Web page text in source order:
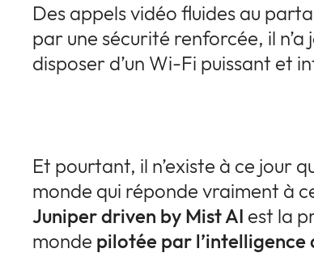
Des appels vidéo fluides au
par une sécurité renforcée, il
disposer d’un Wi-Fi puissant et
Et pourtant, il n’existe à ce jour
monde qui réponde vraiment à
Juniper driven by Mist AI est la
monde pilotée par